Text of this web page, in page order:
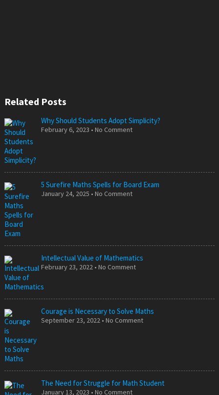
Related Posts
Why Should Students Adopt Simplicity?
February 6, 2023 • No Comment
5 Surefire Maths Spells for Board Exam
January 24, 2025 • No Comment
Intellectual Value of Mathematics
February 23, 2022 • No Comment
Courage is Necessary to Solve Maths
September 23, 2022 • No Comment
The Need for Struggle for Math Student
January 13, 2023 • No Comment